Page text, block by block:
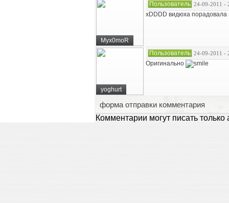
Myx0moR
Пользователь 24-09-2011 -
xDDDD видюха
yoghurt
Пользователь 24-09-2011 -
Оригинально
форма отправки комментария
Комментарии могут писать